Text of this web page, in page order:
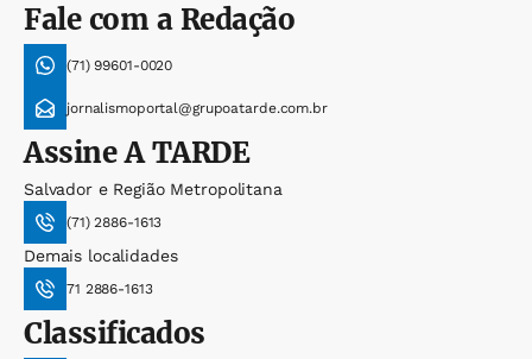
Fale com a Redação
(71) 99601-0020
jornalismoportal@grupoatarde.com.br
AssineA TARDE
Salvador e Região Metropolitana
(71) 2886-1613
Demais localidades
71 2886-1613
Classificados